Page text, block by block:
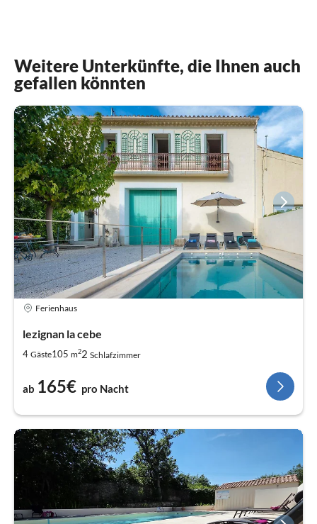
Weitere Unterkünfte, die Ihnen auch
gefallen könnten
Ferienhaus
lezignan la cebe
4 Gäste105 m22 Schlafzimmer
ab 165€ pro Nacht